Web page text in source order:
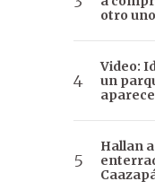
otro
Video:
un
Hallan